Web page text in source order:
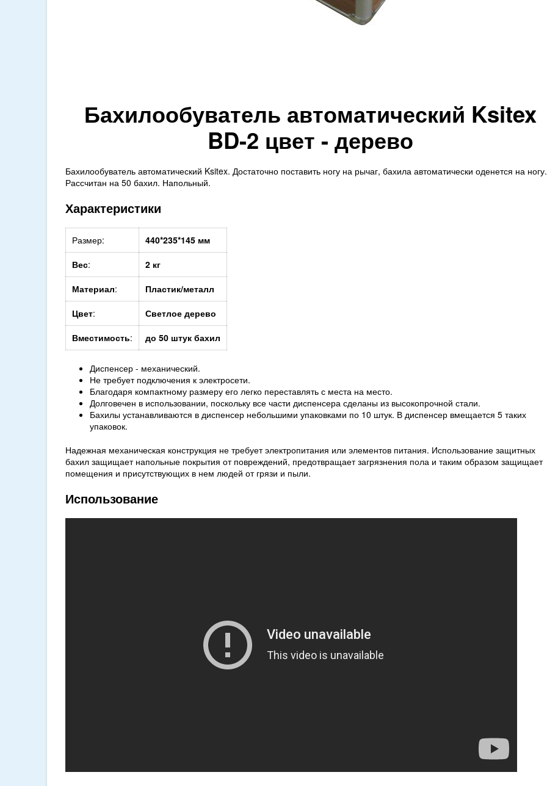
Бахилообуватель автоматический Ksitex
BD-2 цвет - дерево
Бахилообуватель автоматический Ksitex. Достаточно поставить ногу на рычаг, бахила автоматически оденется на ногу.
Рассчитан на 50 бахил. Напольный.
Характеристики
Размер:
440*235*145 мм
Вес:
2 кг
Материал:
Пластик/металл
Цвет:
Светлое дерево
Вместимость: до 50 штук бахил
Диспенсер - механический.
Не требует подключения к электросети.
Благодаря компактному размеру его легко переставлять с места на место.
Долговечен в использовании, поскольку все части диспенсера сделаны из высокопрочной стали.
Бахилы устанавливаются в диспенсер небольшими упаковками по 10 штук. В диспенсер вмещается 5 таких
упаковок.
Надежная механическая конструкция не требует электропитания или элементов питания. Использование защитных
бахил защищает напольные покрытия от повреждений, предотвращает загрязнения пола и таким образом защищает
помещения и присутствующих в нем людей от грязи и пыли.
Использование